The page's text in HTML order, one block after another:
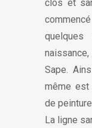
clos et
Sape.
même est
de
La ligne